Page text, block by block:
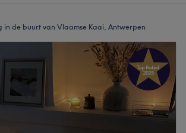
in de buurt van Vlaamse Kaai, Antwerpen